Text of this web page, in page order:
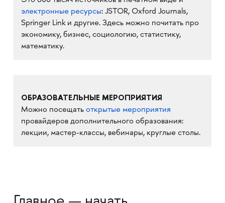
электронные ресурсы: JSTOR, Oxford Journals,
Springer Link и другие. Здесь можно почитать про
экономику, бизнес, социологию, статистику,
математику.
ОБРАЗОВАТЕЛЬНЫЕ МЕРОПРИЯТИЯ
Можно посещать открытые мероприятия
провайдеров дополнительного образования:
лекции, мастер-классы, вебинары, круглые столы.